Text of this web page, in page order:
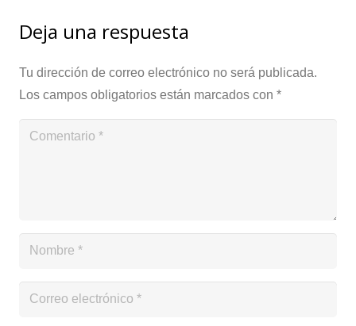
Deja una respuesta
Tu dirección de correo electrónico no será publicada.
Los campos obligatorios están marcados con *